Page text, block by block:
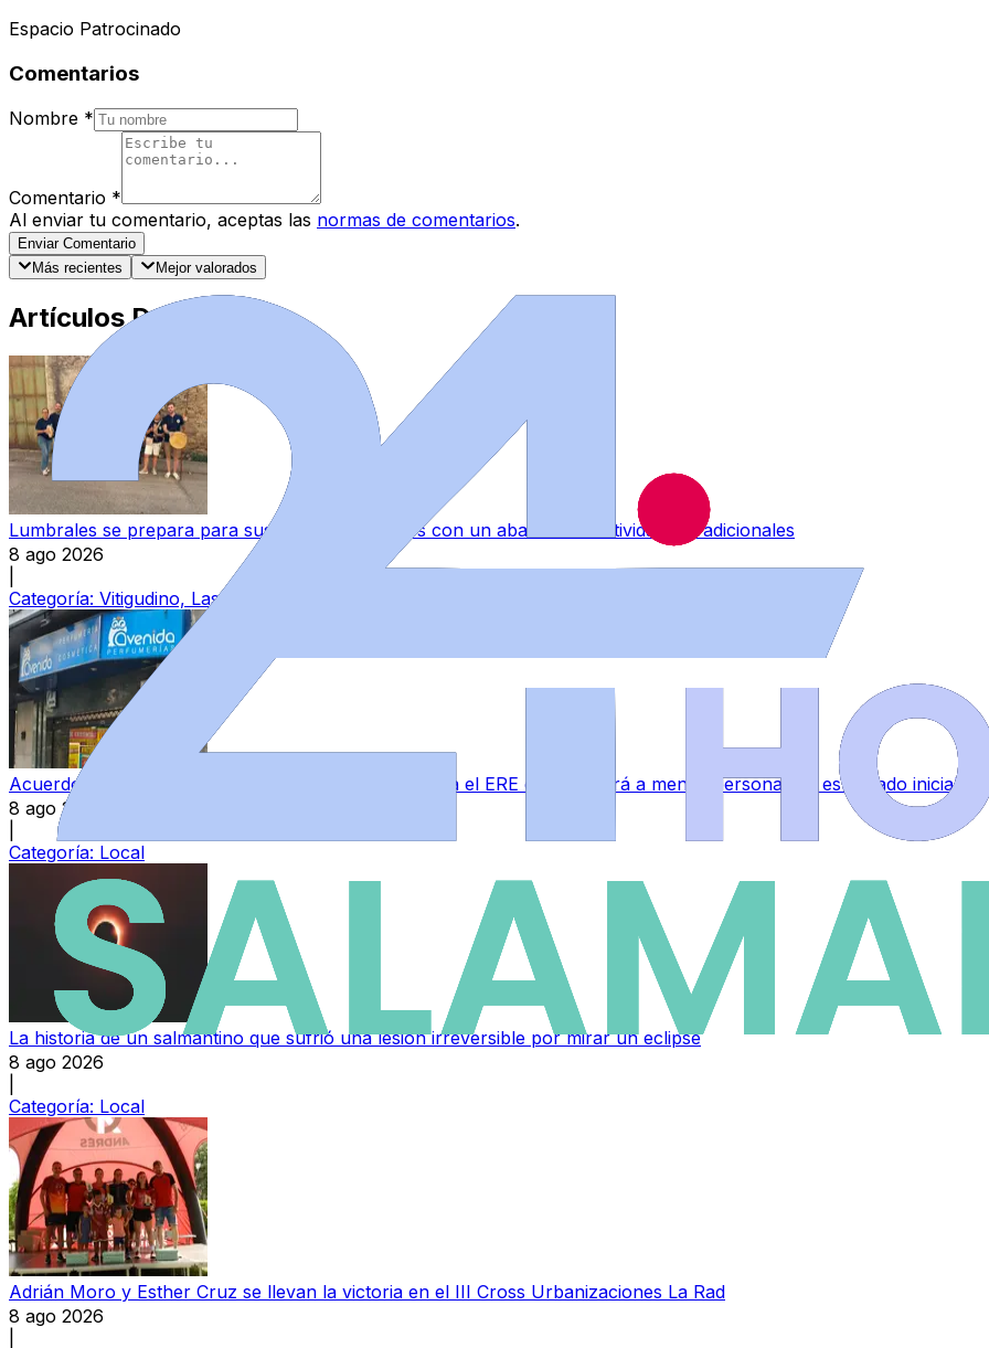
Espacio Patrocinado
Comentarios
Nombre *
Comentario *
Al enviar tu comentario, aceptas las normas de comentarios.
Enviar Comentario
Más recientes
Mejor valorados
Artículos Destacados
Lumbrales se prepara para sus fiestas patronales con un abanico de actividades tradicionales
8 ago 2026
Categoría: Vitigudino, Las Arribes y Abadengo
Acuerdo entre Perfumerías Avenida y sindicatos para el ERE que afectará a menos personal del estipulado
8 ago 2026
Categoría: Local
La historia de un salmantino que sufrió una lesión irreversible por mirar un eclipse
8 ago 2026
Categoría: Local
Adrián Moro y Esther Cruz se llevan la victoria en el III Cross Urbanizaciones La Rad
8 ago 2026